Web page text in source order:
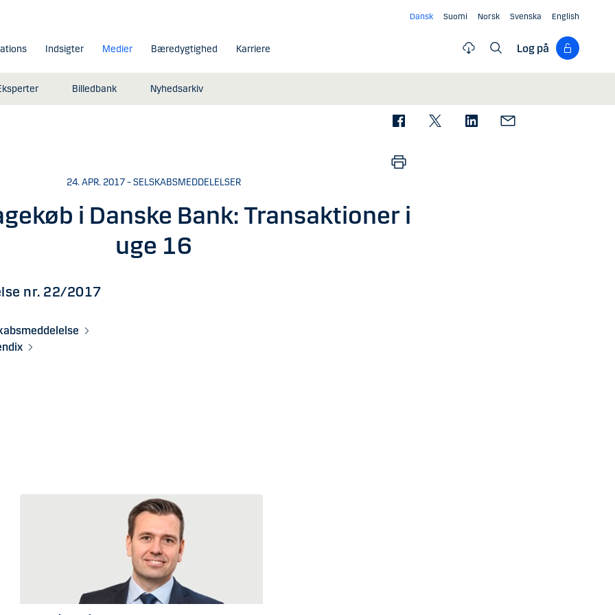
Dansk Suomi Norsk Svenska English
Indsigter Medier
Billedbank Nyhedsarkiv
Bæredygtighed Karriere Log på
24. APR. 2017 – SELSKABSMEDDELELSER
i Danske Bank: Transaktioner i
uge 16
nr. 22/2017